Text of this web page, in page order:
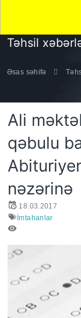
Təhsil
Əsas səhifə
Ali
qəbulu
nəzərinə
18.03.2017
İmtahanlar